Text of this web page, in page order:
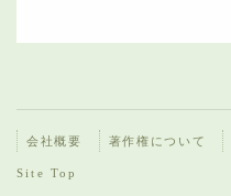
会社概要 著作権について
Site Top